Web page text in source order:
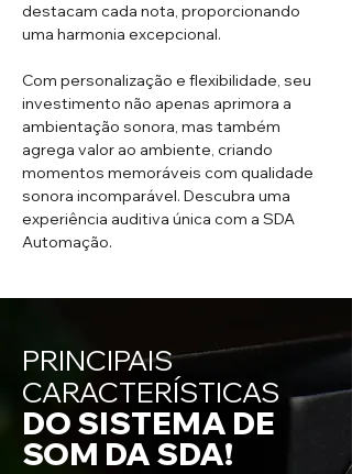
destacam cada nota, proporcionando
uma harmonia excepcional.
Com personalização e flexibilidade, seu
investimento não apenas aprimora a
ambientação sonora, mas também
agrega valor ao ambiente, criando
momentos memoráveis com qualidade
sonora incomparável. Descubra uma
experiência auditiva única com a SDA
Automação.
PRINCIPAIS
CARACTERÍSTICAS
DO SISTEMA DE
SOM DA SDA!